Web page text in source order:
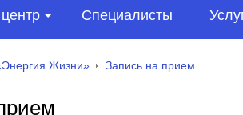
Специалисты
Жизни» Запись на прием